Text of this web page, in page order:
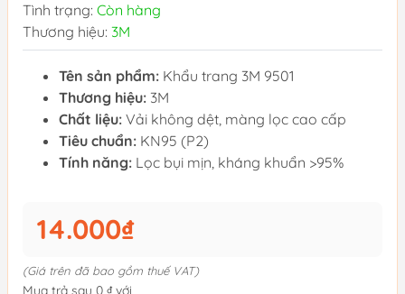
Tình trạng: Còn hàng
Thương hiệu: 3M
Tên sản phẩm: Khẩu trang 3M 9501
Thương hiệu: 3M
Chất liệu: Vải không dệt, màng lọc cao cấp
Tiêu chuẩn: KN95 (P2)
Tính năng: Lọc bụi mịn, kháng khuẩn >95%
14.000₫
(Giá trên đã bao gồm thuế VAT)
Mua trả sau 0 ₫ với